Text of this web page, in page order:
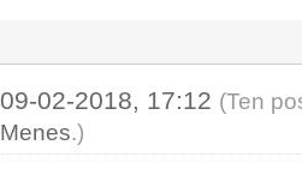
09-02-2018, 17:12 (Ten
Menes.)